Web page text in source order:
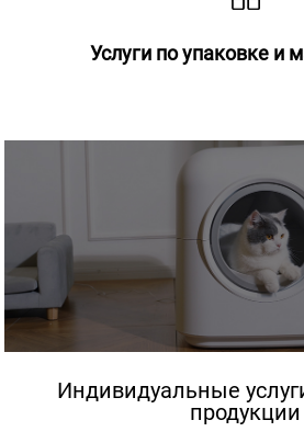
Услуги по упаковке и
Индивидуальные
продукции